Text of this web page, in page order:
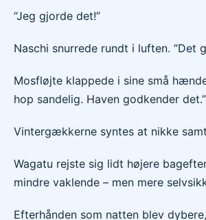
“Jeg gjorde det!”
Naschi snurrede rundt i luften. “Det
Mosfløjte klappede i sine små
hop sandelig. Haven godkender det.”
Vintergækkerne syntes at nikke
Wagatu rejste sig lidt højere
mindre vaklende – men mere
Efterhånden som natten blev